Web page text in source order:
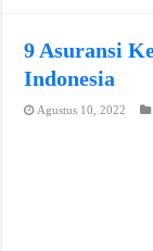
9 Asuransi
Indonesia
Agustus 10, 2022